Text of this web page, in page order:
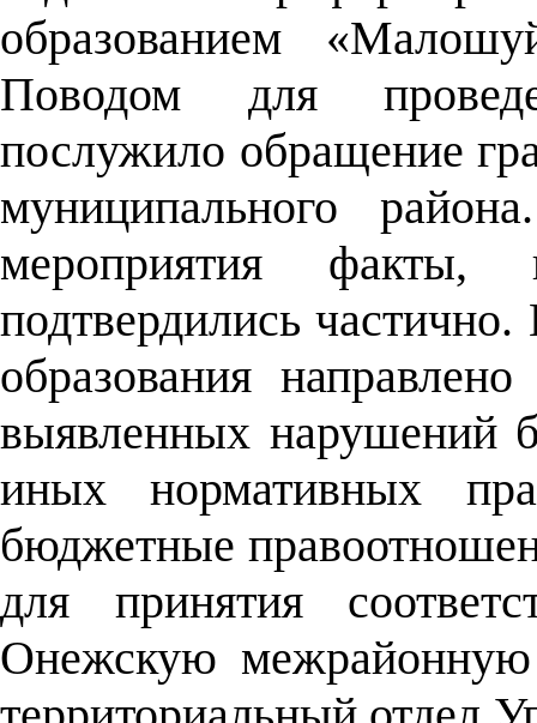
образованием
Поводом для
послужило обращение
муниципального
мероприятия факты,
подтвердились
образования
выявленных нарушений
иных нормативных
бюджетные
для принятия
Онежскую межрайонную